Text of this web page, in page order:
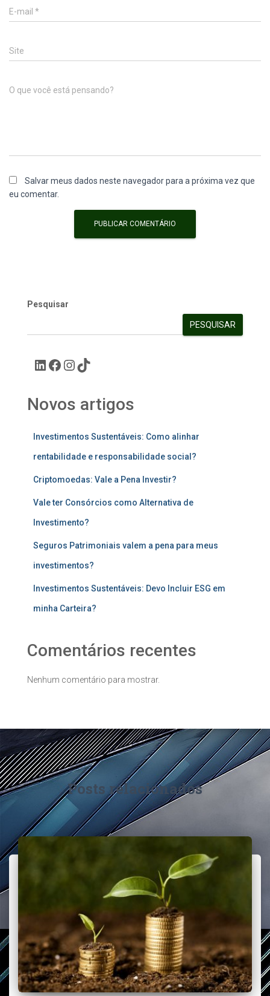
E-mail *
Site
O que você está pensando?
Salvar meus dados neste navegador para a próxima vez que
eu comentar.
Pesquisar
PESQUISAR
Novos artigos
Investimentos Sustentáveis: Como alinhar
rentabilidade e responsabilidade social?
Criptomoedas: Vale a Pena Investir?
Vale ter Consórcios como Alternativa de
Investimento?
Seguros Patrimoniais valem a pena para meus
investimentos?
Investimentos Sustentáveis: Devo Incluir ESG em
minha Carteira?
Comentários recentes
Nenhum comentário para mostrar.
Posts relacionados